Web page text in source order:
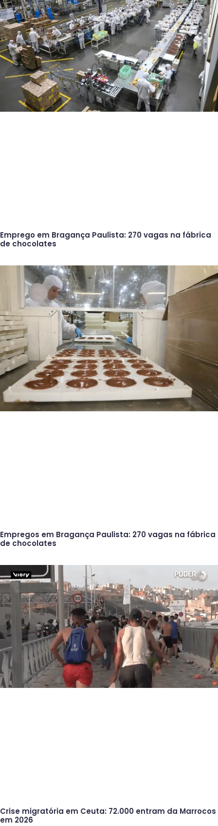
Emprego em Bragança Paulista: 270 vagas na fábrica
de chocolates
Empregos em Bragança Paulista: 270 vagas na fábrica
de chocolates
Crise migratória em Ceuta: 72.000 entram da Marrocos
em 2026